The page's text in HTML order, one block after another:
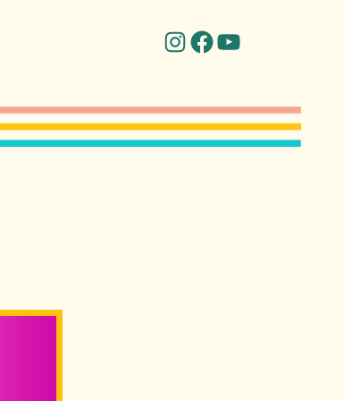
INSTAGRAM
FACEBOOK
YOUTUBE